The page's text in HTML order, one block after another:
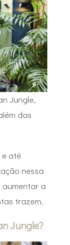
Jungle,
das
e até
nessa
a
trazem.
Jungle?